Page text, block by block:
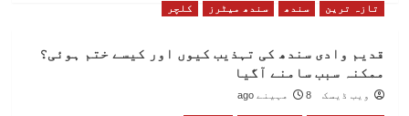
تازہ ترین سندھ سندھ میٹرز کلچر
قدیم وادی سندھ کی تہذیب کیوں اور کیسے ختم ہوئی؟
ممکنہ سبب سامنے آگیا
ویب ڈیسک 8 مہینے ago